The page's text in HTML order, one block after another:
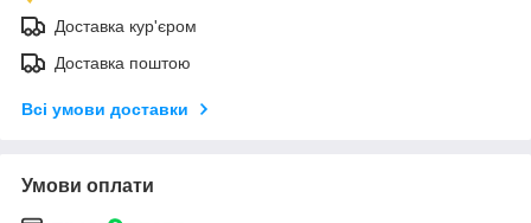
Доставка кур'єром
Доставка поштою
Всі умови доставки
Умови оплати